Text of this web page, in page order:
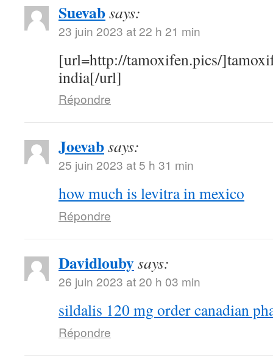
Suevabsays:
23 juin 2023 at 22 h 21 min
[url=http://tamoxifen.pics/
india[/url]
Répondre
Joevabsays:
25 juin 2023 at 5 h 31 min
how much is levitra in mexico
Répondre
Davidloubysays:
26 juin 2023 at 20 h 03 min
sildalis 120 mg order canadian
Répondre